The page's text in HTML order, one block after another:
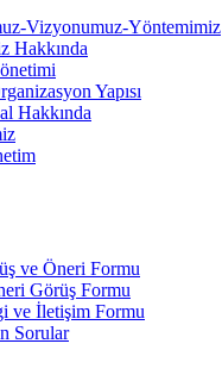
Vizyonumuz-Yöntemimiz
Hakkında
Yapısı
Hakkında
ve Öneri Formu
Görüş Formu
ve İletişim Formu
Sorular